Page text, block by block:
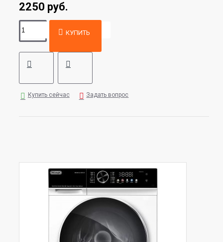
2250 руб.
КУПИТЬ
Купить сейчас Задать вопрос